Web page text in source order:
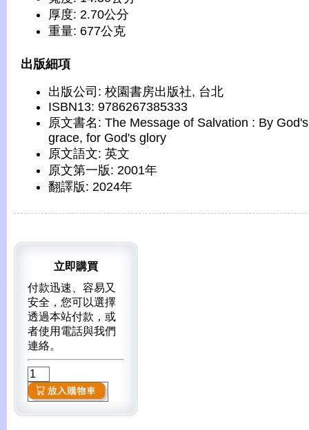
厚度: 2.70公分
重量: 677公克
出版細項
出版公司: 校園書房出版社, 台北
ISBN13: 9786267385333
原文書名: The Message of Salvation : By God's
grace, for God's glory
原文語文: 英文
原文第一版: 2001年
翻譯版: 2024年
立即購買
付款迅速、容易又
安全，您可以選擇
透過本站付款，或
者使用電話與我們
連絡。